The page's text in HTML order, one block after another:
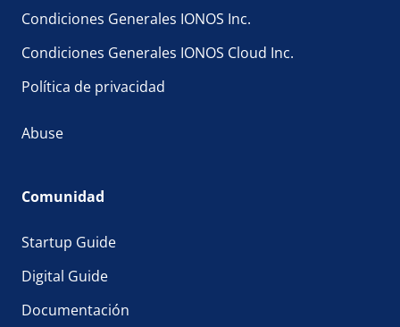
Condiciones Generales IONOS Inc.
Condiciones Generales IONOS Cloud Inc.
Política de privacidad
Abuse
Comunidad
Startup Guide
Digital Guide
Documentación